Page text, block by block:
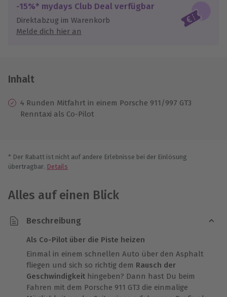
Jeder Gutschein für alle Erlebnisse einlösbar.
Maximale Sicherheit
10 Jahre gültig & verlängerbar.
-15%* mydays Club Deal verfügbar
Direktabzug im Warenkorb
Melde dich hier an
Inhalt
4 Runden Mitfahrt in einem Porsche 911/997 GT3
Renntaxi als Co-Pilot
* Der Rabatt ist nicht auf andere Erlebnisse bei der Einlösung
übertragbar. Details
Alles auf einen Blick
Beschreibung
Als Co-Pilot über die Piste heizen
Einmal in einem schnellen Auto über den Asphalt
fliegen und sich so richtig dem Rausch der
Geschwindigkeit hingeben? Dann hast Du beim
Fahren mit dem Porsche 911 GT3 die einmalige